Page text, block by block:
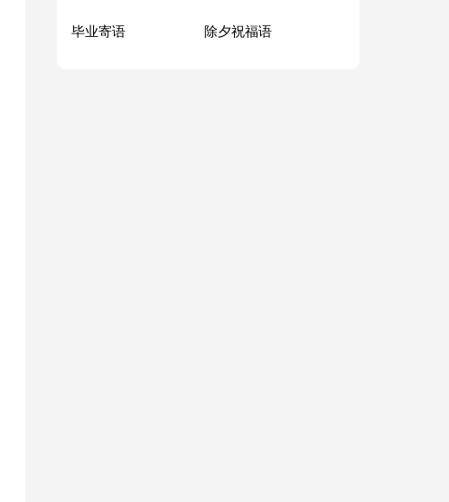
毕业寄语 除夕祝福语